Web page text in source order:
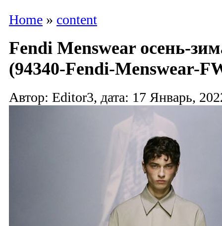
Home » content
Fendi Menswear осень-
(94340-Fendi-Menswear-
Автор: Editor3, дата: 17 Январь,